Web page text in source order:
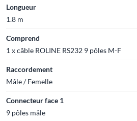
Longueur
1.8 m
Comprend
1 x câble ROLINE RS232 9 pôles M-F
Raccordement
Mâle / Femelle
Connecteur face 1
9 pôles mâle